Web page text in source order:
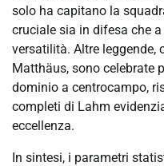
solo ha capitano la
cruciale sia in difesa che
versatilità. Altre leggende,
Matthäus, sono celebrate
dominio a centrocampo,
completi di Lahm
eccellenza.
In sintesi, i parametri